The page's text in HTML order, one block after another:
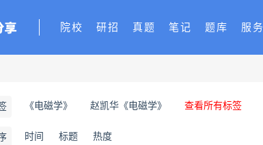
院校 研招 真题 笔记 题库 服务
《电磁学》 赵凯华《电磁学》 查看所有标签
时间 标题 热度